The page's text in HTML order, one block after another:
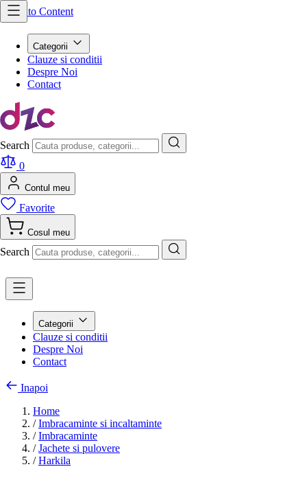
Skip to Content
Categorii
Clauze si conditii
Despre Noi
Contact
Search
0
Contul meu
Favorite
Cosul meu
Search
Categorii
Clauze si conditii
Despre Noi
Contact
Inapoi
Home
/ Imbracaminte si incaltaminte
/ Imbracaminte
/ Jachete si pulovere
/ Harkila